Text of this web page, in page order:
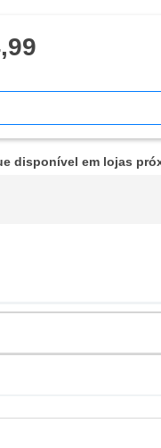
disponível em lojas